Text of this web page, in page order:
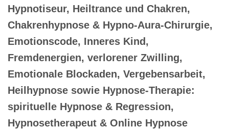
Hypnotiseur, Heiltrance und Chakren,
Chakrenhypnose & Hypno-Aura-Chirurgie,
Emotionscode, Inneres Kind,
Fremdenergien, verlorener Zwilling,
Emotionale Blockaden, Vergebensarbeit,
Heilhypnose sowie Hypnose-Therapie:
spirituelle Hypnose & Regression,
Hypnosetherapeut & Online Hypnose